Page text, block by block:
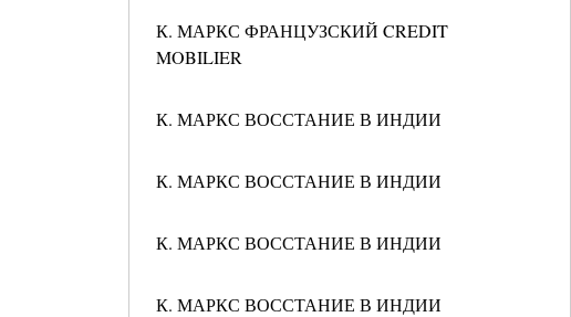
К. МАРКС ФРАНЦУЗСКИЙ CREDIT
MOBILIER
К. МАРКС ВОССТАНИЕ В ИНДИИ
К. МАРКС ВОССТАНИЕ В ИНДИИ
К. МАРКС ВОССТАНИЕ В ИНДИИ
К. МАРКС ВОССТАНИЕ В ИНДИИ